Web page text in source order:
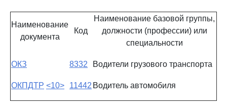
Наименование
документа
Код
Наименование базовой группы,
должности (профессии) или
специальности
ОКЗ 8332 Водители грузового транспорта
ОКПДТР <10> 11442 Водитель автомобиля